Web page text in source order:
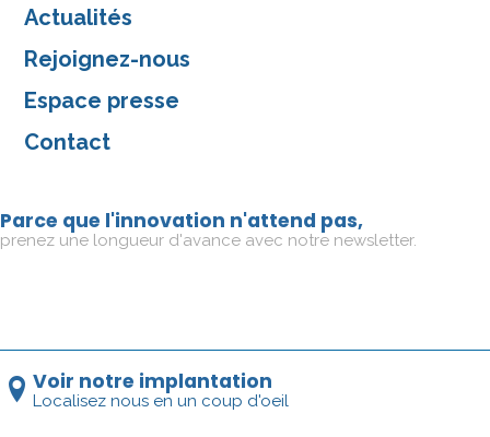
Actualités
Rejoignez-nous
Espace presse
Contact
Parce que l'innovation n'attend pas,
prenez une longueur d'avance avec notre newsletter.
Voir notre implantation
Localisez nous en un coup d'oeil